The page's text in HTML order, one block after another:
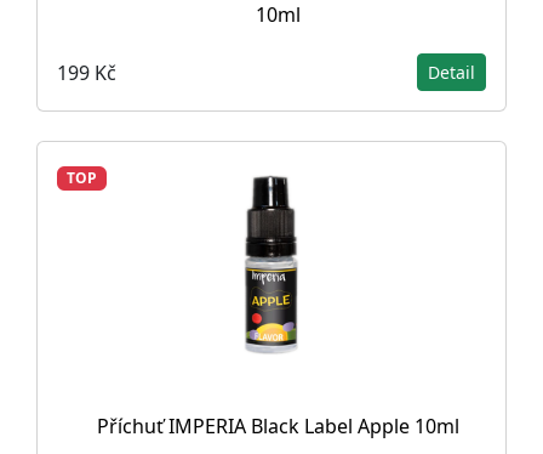
10ml
199 Kč Detail
TOP
Příchuť IMPERIA Black Label Apple 10ml